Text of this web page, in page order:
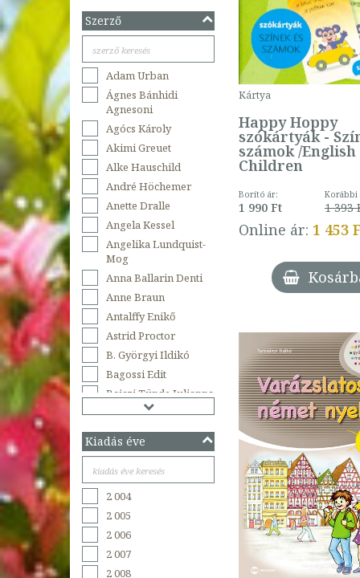
Lazi Könyvkiadó
Lingea
Magyar Mercurius Bt.
Maxim Kiadó
Mérték Kiadó
Mezőgazda Kiadó
Nemzeti
Tankönyvkiadó
Nordwest 2002
Oktatási Hivatal
Online Learning Kft.
Osiris Kiadó és
Szolgáltató Kft.
Schwager & Steinlein
Verlag
Tinta Könyvkiadó
Top Card Kiadó
Szerző
Adam Urban
Ágnes Bánhidi
Agnesoni
Agócs Károly
Akimi Greuet
Alke Hauschild
André Höchemer
Anette Dralle
Angela Kessel
Angelika Lundquist-
Mog
Anna Ballarin Denti
Anne Braun
Antalffy Enikő
Astrid Proctor
B. Györgyi Ildikó
Bagossi Edit
Bajczi Tünde Julianna
Bajnóczi Beatrix
Balázsi József Attila
Barabás Szilvia
Barbara Brezigar
Bárdosi Vilmos
Bart István
Basáné Teveli Ágina
Beate Stern
Beatrice Rovere-
Kiadás éve
2 004
2 005
2 006
2 007
2 008
Kártya
Happy Hoppy
szókártyák -
számok /
Children
Borító ár:
1 990 Ft
Korábbi
1 393
Online ár: 1 453